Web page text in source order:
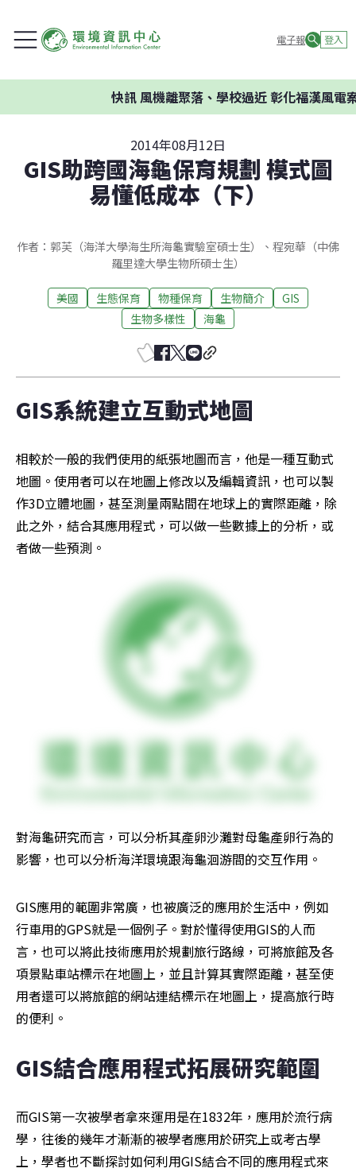
電子報 登入
風機離聚落、學校過近 彰化福漢風電案環
2014年08月12日
GIS助跨國海龜保育規劃 模式圖
易懂低成本（下）
作者：郭芙（海洋大學海生所海龜實驗室碩士生）、程宛華（中佛
羅里達大學生物所碩士生）
美國 生態保育 物種保育 生物簡介
GIS
生物多樣性
海龜
GIS系統建立互動式地圖
相較於一般的我們使用的紙張地圖而言，他是一種互動式
地圖。使用者可以在地圖上修改以及編輯資訊，也可以製
作3D立體地圖，甚至測量兩點間在地球上的實際距離，除
此之外，結合其應用程式，可以做一些數據上的分析，或
者做一些預測。
對海龜研究而言，可以分析其產卵沙灘對母龜產卵行為的
影響，也可以分析海洋環境跟海龜洄游間的交互作用。
GIS應用的範圍非常廣，也被廣泛的應用於生活中，例如
行車用的GPS就是一個例子。對於懂得使用GIS的人而
言，也可以將此技術應用於規劃旅行路線，可將旅館及各
項景點車站標示在地圖上，並且計算其實際距離，甚至使
用者還可以將旅館的網站連結標示在地圖上，提高旅行時
的便利。
GIS結合應用程式拓展研究範圍
而GIS第一次被學者拿來運用是在1832年，應用於流行病
學，往後的幾年才漸漸的被學者應用於研究上或考古學
上，學者也不斷探討如何利用GIS結合不同的應用程式來